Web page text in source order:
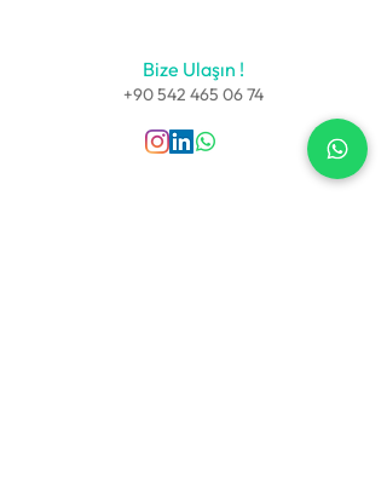
Bize Ulaşın !
+90 542 465 06 74